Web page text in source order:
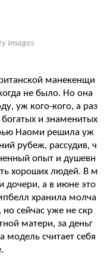
Images
манекенщи
не было. Но она
уж кого-кого, а раз
и знаменитых
Наоми решила уж
рубеж, рассудив, ч
опыт и душевн
хороших людей. В м
дочери, а в июне это
хранила молча
сейчас уже не скр
матери, за деньг
модель считает себя